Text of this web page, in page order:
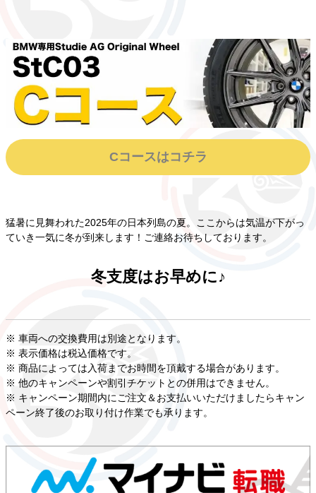
Cコースはコチラ
猛暑に見舞われた2025年の日本列島の夏。ここからは気温が下がっ
ていき一気に冬が到来します！ご連絡お待ちしております。
冬支度はお早めに♪
※ 車両への交換費用は別途となります。
※ 表示価格は税込価格です。
※ 商品によっては入荷までお時間を頂戴する場合があります。
※ 他のキャンペーンや割引チケットとの併用はできません。
※ キャンペーン期間内にご注文＆お支払いいただけましたらキャン
ペーン終了後のお取り付け作業でも承ります。